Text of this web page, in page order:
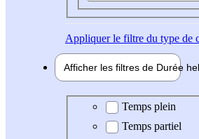
Appliquerle filtre du type de
Afficher les filtres de Durée
Durée hebdomadaire
Temps plein
Temps partiel